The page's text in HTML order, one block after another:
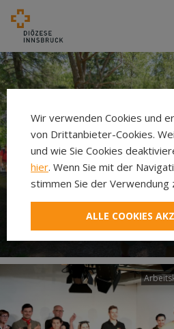
Neuer
Laudato si’
Wir verwenden Cookies und
von Drittanbieter-Cookies.
und wie Sie Cookies
hier. Wenn Sie mit der
stimmen Sie der Verwendung
ALLE COOKIES